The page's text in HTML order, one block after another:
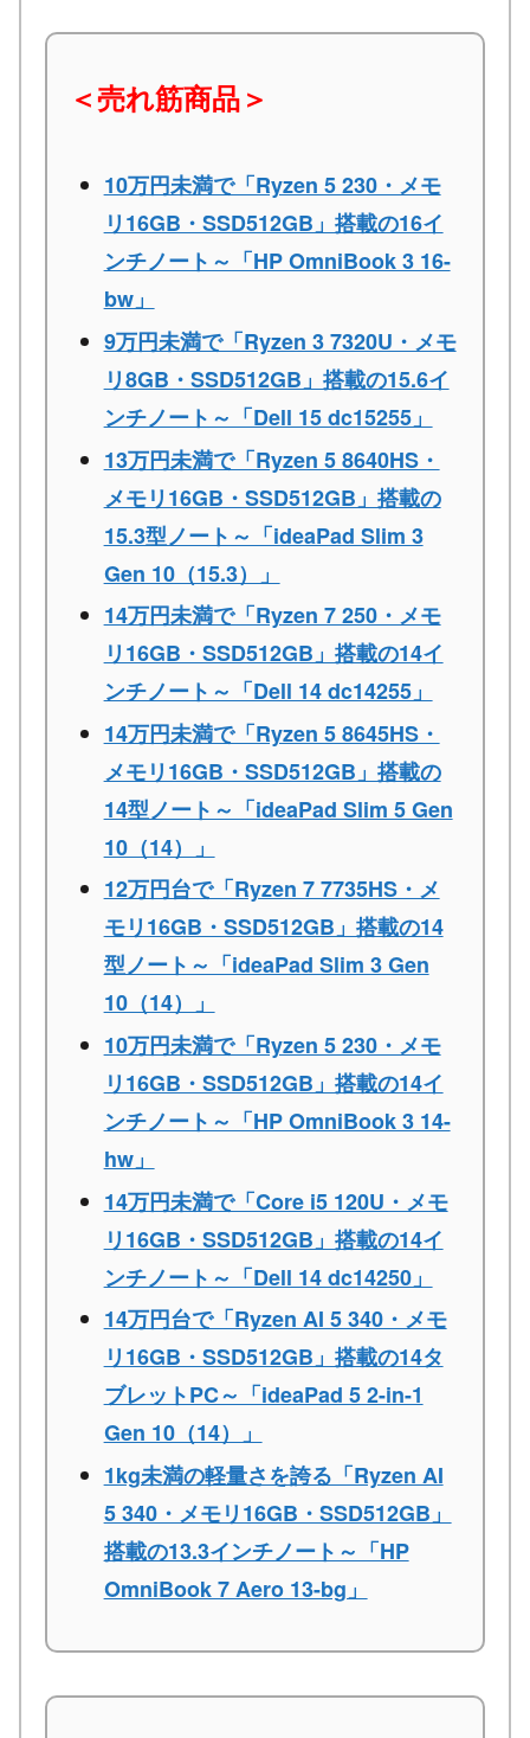
＜売れ筋商品＞
10万円未満で「Ryzen 5 230・メモ
リ16GB・SSD512GB」搭載の16イ
ンチノート～「HP OmniBook 3 16-
bw」
9万円未満で「Ryzen 3 7320U・メモ
リ8GB・SSD512GB」搭載の15.6イ
ンチノート～「Dell 15 dc15255」
13万円未満で「Ryzen 5 8640HS・
メモリ16GB・SSD512GB」搭載の
15.3型ノート～「ideaPad Slim 3
Gen 10（15.3）」
14万円未満で「Ryzen 7 250・メモ
リ16GB・SSD512GB」搭載の14イ
ンチノート～「Dell 14 dc14255」
14万円未満で「Ryzen 5 8645HS・
メモリ16GB・SSD512GB」搭載の
14型ノート～「ideaPad Slim 5 Gen
10（14）」
12万円台で「Ryzen 7 7735HS・メ
モリ16GB・SSD512GB」搭載の14
型ノート～「ideaPad Slim 3 Gen
10（14）」
10万円未満で「Ryzen 5 230・メモ
リ16GB・SSD512GB」搭載の14イ
ンチノート～「HP OmniBook 3 14-
hw」
14万円未満で「Core i5 120U・メモ
リ16GB・SSD512GB」搭載の14イ
ンチノート～「Dell 14 dc14250」
14万円台で「Ryzen AI 5 340・メモ
リ16GB・SSD512GB」搭載の14タ
ブレットPC～「ideaPad 5 2-in-1
Gen 10（14）」
1kg未満の軽量さを誇る「Ryzen AI
5 340・メモリ16GB・SSD512GB」
搭載の13.3インチノート～「HP
OmniBook 7 Aero 13-bg」